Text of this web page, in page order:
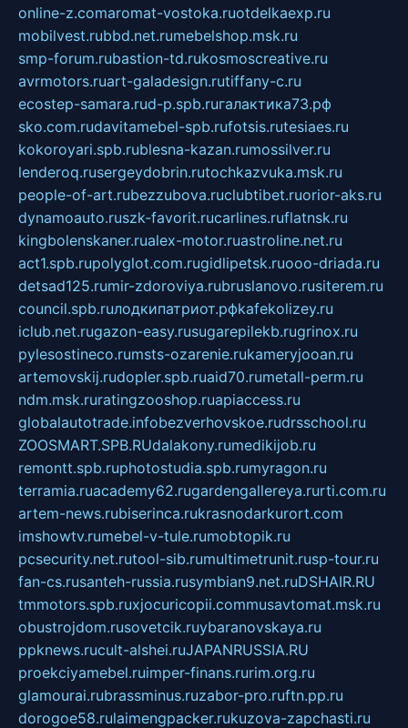
online-z.comaromat-vostoka.ruotdelkaexp.ru
mobilvest.rubbd.net.rumebelshop.msk.ru
smp-forum.rubastion-td.rukosmoscreative.ru
avrmotors.ruart-galadesign.rutiffany-c.ru
ecostep-samara.rud-p.spb.ruгалактика73.рф
sko.com.rudavitamebel-spb.rufotsis.rutesiaes.ru
kokoroyari.spb.rublesna-kazan.rumossilver.ru
lenderoq.rusergeydobrin.rutochkazvuka.msk.ru
people-of-art.rubezzubova.ruclubtibet.ruorior-aks.ru
dynamoauto.ruszk-favorit.rucarlines.ruflatnsk.ru
kingbolenskaner.rualex-motor.ruastroline.net.ru
act1.spb.rupolyglot.com.rugidlipetsk.ruooo-driada.ru
detsad125.rumir-zdoroviya.rubruslanovo.rusiterem.ru
council.spb.ruлодкипатриот.рфkafekolizey.ru
iclub.net.rugazon-easy.rusugarepilekb.rugrinox.ru
pylesostineco.rumsts-ozarenie.rukameryjooan.ru
artemovskij.rudopler.spb.ruaid70.rumetall-perm.ru
ndm.msk.ruratingzooshop.ruapiaccess.ru
globalautotrade.infobezverhovskoe.rudrsschool.ru
ZOOSMART.SPB.RUdalakony.rumedikijob.ru
remontt.spb.ruphotostudia.spb.rumyragon.ru
terramia.ruacademy62.rugardengallereya.rurti.com.ru
artem-news.rubiserinca.rukrasnodarkurort.com
imshowtv.rumebel-v-tule.rumobtopik.ru
pcsecurity.net.rutool-sib.rumultimetrunit.rusp-tour.ru
fan-cs.rusanteh-russia.rusymbian9.net.ruDSHAIR.RU
tmmotors.spb.ruxjocuricopii.commusavtomat.msk.ru
obustrojdom.rusovetcik.ruybaranovskaya.ru
ppknews.rucult-alshei.ruJAPANRUSSIA.RU
proekciyamebel.ruimper-finans.rurim.org.ru
glamourai.rubrassminus.ruzabor-pro.ruftn.pp.ru
dorogoe58.rulaimengpacker.rukuzova-zapchasti.ru